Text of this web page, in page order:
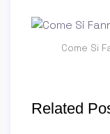
Come Si
Related